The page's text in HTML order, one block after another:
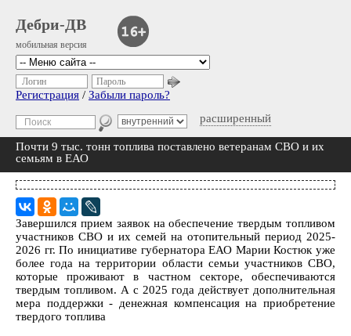
Дебри-ДВ
мобильная версия
расширенный
Логин Пароль
Регистрация / Забыли пароль?
Почти 9 тыс. тонн топлива поставлено ветеранам СВО и их
семьям в ЕАО
Завершился прием заявок на обеспечение твердым топливом
участников СВО и их семей на отопительный период 2025-
2026 гг. По инициативе губернатора ЕАО Марии Костюк уже
более года на территории области семьи участников СВО,
которые проживают в частном секторе, обеспечиваются
твердым топливом. А с 2025 года действует дополнительная
мера поддержки - денежная компенсация на приобретение
твердого топлива